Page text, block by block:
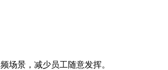
场景，减少员工随意发挥。